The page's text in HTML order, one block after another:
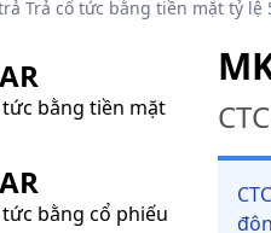
Trả cổ tức bằng tiền mặt tỷ lệ
tức bằng tiền mặt
bằng cổ phiếu